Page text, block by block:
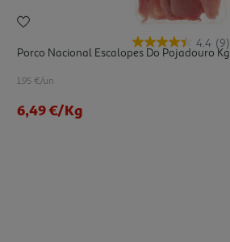
4.4 (9)
Porco Nacional Escalopes Do Pojadouro Kg
1.95 €/un
6,49 €/Kg